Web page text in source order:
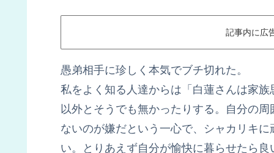
記事内に広
愚弟相手に珍しく本気でブチ切れた。
私をよく知る人達からは「白蓮さんは家
以外とそうでも無かったりする。自分の
ないのが嫌だという一心で、シャカリキ
い。とりあえず自分が愉快に暮らせたら